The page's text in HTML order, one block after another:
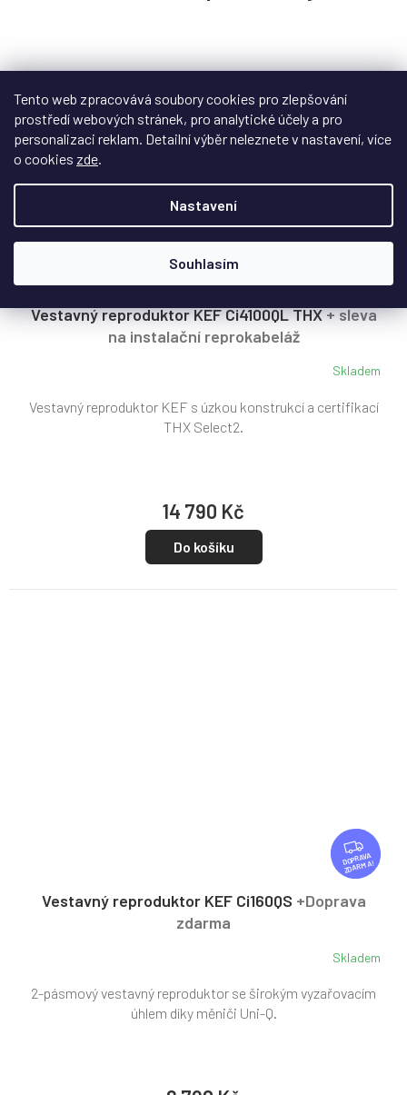
Tento web zpracovává soubory cookies pro zlepšování
prostředí webových stránek, pro analytické účely a pro
personalizaci reklam. Detailní výběr neleznete v nastavení, více
o cookies zde.
Nastavení
Souhlasím
A
R
M
Vestavný reproduktor KEF Ci4100QL THX+ sleva
na instalační reprokabeláž
Skladem
14 790 Kč
Do košíku
Vestavný reproduktor KEF s úzkou konstrukcí a certifikací
THX Select2.
Z
D
A
ZDARMA
Vestavný reproduktor KEF Ci160QS +Doprava
zdarma
Skladem
2-pásmový vestavný reproduktor se širokým vyzařovacím
úhlem díky měniči Uni-Q.